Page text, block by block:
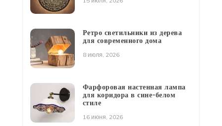
Ретро светильники из дерева
для современного дома
8 июля, 2026
Фарфоровая настенная лампа
для коридора в сине-белом
стиле
16 июня, 2026